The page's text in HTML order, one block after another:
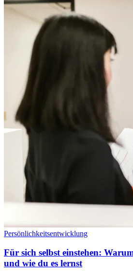
Persönlichkeitsentwicklung
Für sich selbst einstehen:
und wie du es lernst